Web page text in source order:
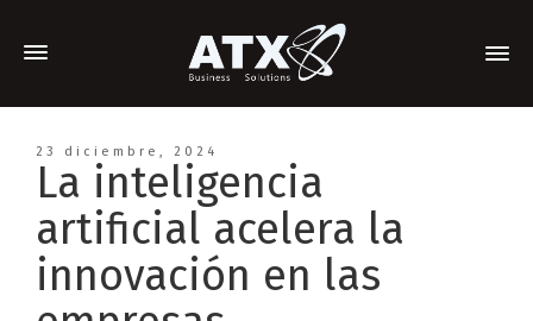
23 diciembre, 2024
La inteligencia
artificial acelera la
innovación en las